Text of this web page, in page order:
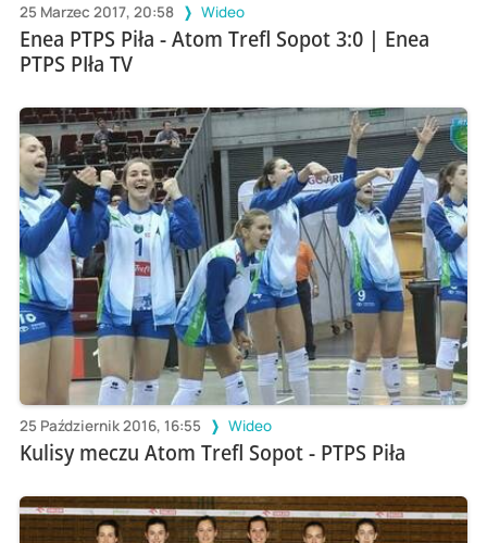
25 Marzec 2017, 20:58 Wideo
Enea PTPS Piła - Atom Trefl Sopot 3:0 | Enea
PTPS PIła TV
25 Październik 2016, 16:55 Wideo
Kulisy meczu Atom Trefl Sopot - PTPS Piła